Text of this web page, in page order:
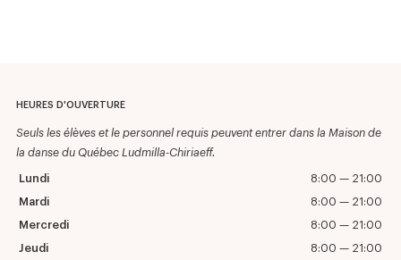
HEURES D'OUVERTURE
Seuls les élèves et le personnel requis peuvent entrer dans la Maison de
la danse du Québec Ludmilla-Chiriaeff.
Lundi 8:00 — 21:00
Mardi 8:00 — 21:00
Mercredi 8:00 — 21:00
Jeudi 8:00 — 21:00